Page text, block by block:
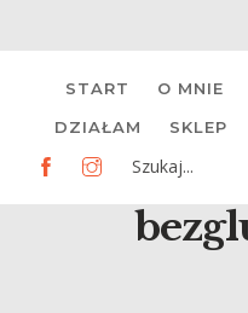
content
START O MNIE
DZIAŁAM SKLEP